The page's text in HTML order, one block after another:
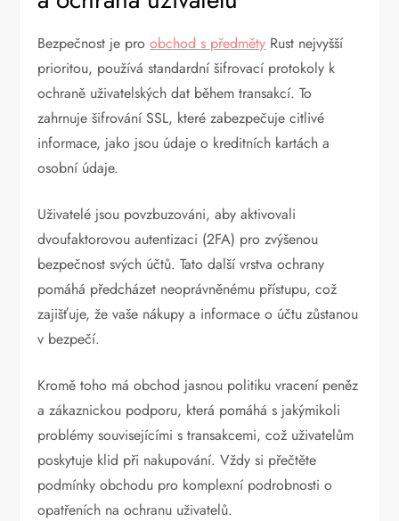
Bezpečnost je proobchod s předměty Rust nejvyšší
prioritou, používá standardní šifrovací protokoly k
ochraně uživatelských dat během transakcí. To
zahrnuje šifrování SSL, které zabezpečuje citlivé
informace, jako jsou údaje o kreditních kartách a
osobní údaje.
Uživatelé jsou povzbuzováni, aby aktivovali
dvoufaktorovou autentizaci (2FA) pro zvýšenou
bezpečnost svých účtů. Tato další vrstva ochrany
pomáhá předcházet neoprávněnému přístupu, což
zajišťuje, že vaše nákupy a informace o účtu zůstanou
v bezpečí.
Kromě toho má obchod jasnou politiku vracení peněz
a zákaznickou podporu, která pomáhá s jakýmikoli
problémy souvisejícími s transakcemi, což uživatelům
poskytuje klid při nakupování. Vždy si přečtěte
podmínky obchodu pro komplexní podrobnosti o
opatřeních na ochranu uživatelů.